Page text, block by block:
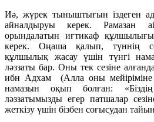
Иә, жүрек тыныштығын іздеген
айналдыруы керек. Рамазан
орындалатын иғтикаф
керек. Оңаша қалып, түннің
құлшылық жасау үшін түнгі
ләззаты бар. Оны тек сезіне
ибн Адхам (Алла оны мейіріміне
намазын оқып болған: «Біздің
ләззатымызды егер патшалар
жеткізу үшін бізбен соғысудан